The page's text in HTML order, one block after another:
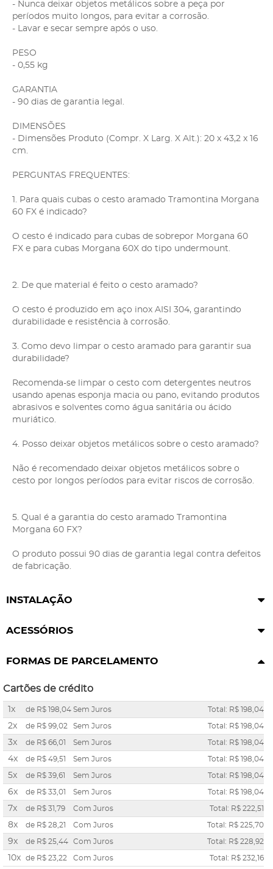
- Nunca deixar objetos metálicos sobre a peça por
períodos muito longos, para evitar a corrosão.
- Lavar e secar sempre após o uso.
PESO
- 0,55 kg
GARANTIA
- 90 dias de garantia legal.
DIMENSÕES
- Dimensões Produto (Compr. X Larg. X Alt.): 20 x 43,2 x 16
cm.
PERGUNTAS FREQUENTES:
1. Para quais cubas o cesto aramado Tramontina Morgana
60 FX é indicado?
O cesto é indicado para cubas de sobrepor Morgana 60
FX e para cubas Morgana 60X do tipo undermount.
2. De que material é feito o cesto aramado?
O cesto é produzido em aço inox AISI 304, garantindo
durabilidade e resistência à corrosão.
3. Como devo limpar o cesto aramado para garantir sua
durabilidade?
Recomenda-se limpar o cesto com detergentes neutros
usando apenas esponja macia ou pano, evitando produtos
abrasivos e solventes como água sanitária ou ácido
muriático.
4. Posso deixar objetos metálicos sobre o cesto aramado?
Não é recomendado deixar objetos metálicos sobre o
cesto por longos períodos para evitar riscos de corrosão.
5. Qual é a garantia do cesto aramado Tramontina
Morgana 60 FX?
O produto possui 90 dias de garantia legal contra defeitos
de fabricação.
INSTALAÇÃO
ACESSÓRIOS
FORMAS DE PARCELAMENTO
Cartões de crédito
1x de R$ 198,04 Sem Juros Total: R$ 198,04
2x de R$ 99,02 Sem Juros Total: R$ 198,04
3x de R$ 66,01 Sem Juros Total: R$ 198,04
4x de R$ 49,51 Sem Juros Total: R$ 198,04
5x de R$ 39,61 Sem Juros Total: R$ 198,04
6x de R$ 33,01 Sem Juros Total: R$ 198,04
7x de R$ 31,79 Com Juros Total: R$ 222,51
8x de R$ 28,21 Com Juros Total: R$ 225,70
9x de R$ 25,44 Com Juros Total: R$ 228,92
10x de R$ 23,22 Com Juros Total: R$ 232,16